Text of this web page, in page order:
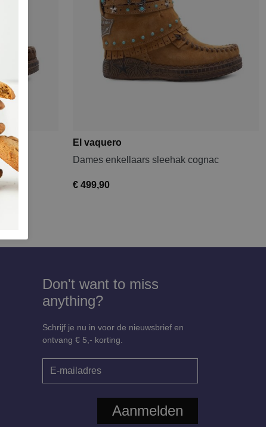
El vaquero
Dames enkellaars sleehak cognac
€ 499,90
Don't want to miss
anything?
Schrijf je nu in voor de nieuwsbrief en
ontvang € 5,- korting.
Aanmelden